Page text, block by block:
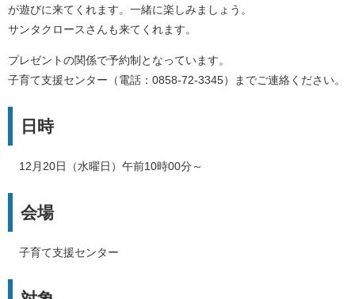
が遊びに来てくれます。一緒に楽しみましょう。
サンタクロースさんも来てくれます。
プレゼントの関係で予約制となっています。
子育て支援センター（電話：0858-72-3345）までご連絡ください。
日時
12月20日（水曜日）午前10時00分～
会場
子育て支援センター